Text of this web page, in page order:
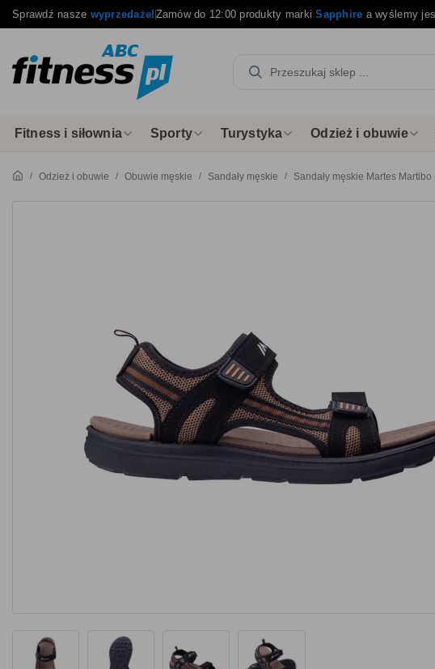
Sprawdź nasze wyprzedaże!Zamów do 12:00 produkty markiSapphire a wyślemy
Fitness i siłownia Sporty Turystyka Odzież i obuwie
Odzież i obuwie Obuwie męskie Sandały męskie Sandały męskie Martes Martibo